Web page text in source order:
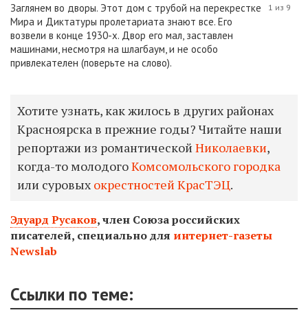
Заглянем во дворы. Этот дом с трубой на перекрестке
Мира и Диктатуры пролетариата знают все. Его
возвели в конце 1930-х. Двор его мал, заставлен
машинами, несмотря на шлагбаум, и не особо
привлекателен (поверьте на слово).
1 из 9
Хотите узнать, как жилось в других районах
Красноярска в прежние годы? Читайте наши
репортажи из романтической Николаевки,
когда-то молодогоКомсомольского городка
или суровых окрестностей КрасТЭЦ.
Эдуард Русаков, член Союза российских
писателей, специально для интернет-газеты
Newslab
Ссылки по теме: